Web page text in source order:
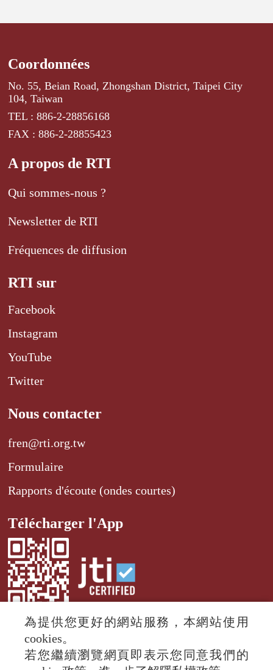
Coordonnées
No. 55, Beian Road, Zhongshan District, Taipei City
104, Taiwan
TEL : 886-2-28856168
FAX : 886-2-28855423
A propos de RTI
Qui sommes-nous ?
Newsletter de RTI
Fréquences de diffusion
RTI sur
Facebook
Instagram
YouTube
Twitter
Nous contacter
fren@rti.org.tw
Formulaire
Rapports d'écoute (ondes courtes)
Télécharger l'App
© 2024 RTI (Radio Taiwan International).
為提供您更好的網站服務，本網站使用
cookies。
若您繼續瀏覽網頁即表示您同意我們的